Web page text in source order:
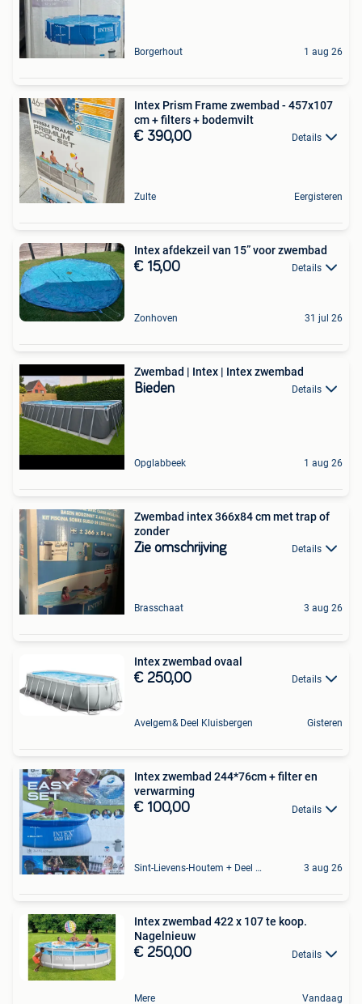
Borgerhout 1 aug 26
Intex Prism Frame zwembad - 457x107
cm + filters + bodemvilt
€ 390,00 Details
Zulte Eergisteren
Intex afdekzeil van 15” voor zwembad
€ 15,00 Details
Zonhoven 31 jul 26
Zwembad | Intex | Intex zwembad
Bieden Details
Opglabbeek 1 aug 26
Zwembad intex 366x84 cm met trap of
zonder
Zie omschrijving Details
Brasschaat 3 aug 26
Intex zwembad ovaal
€ 250,00 Details
Avelgem& Deel Kluisbergen Gisteren
Intex zwembad 244*76cm + filter en
verwarming
€ 100,00 Details
Sint-Lievens-Houtem + Deel Oombergen 3 aug 26
Intex zwembad 422 x 107 te koop.
Nagelnieuw
€ 250,00 Details
Mere Vandaag